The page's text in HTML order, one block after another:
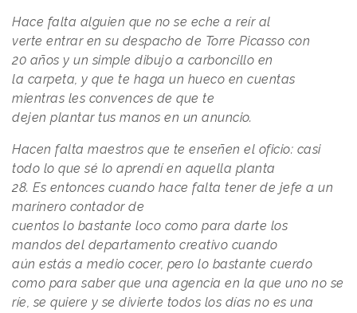
Hace falta alguien que no se eche a reír al
verte entrar en su despacho de Torre Picasso con
20 años y un simple dibujo a carboncillo en
la carpeta, y que te haga un hueco en cuentas
mientras les convences de que te
dejen plantar tus manos en un anuncio.
Hacen falta maestros que te enseñen el oficio: casi
todo lo que sé lo aprendí en aquella planta
28. Es entonces cuando hace falta tener de jefe a un
marinero contador de
cuentos lo bastante loco como para darte los
mandos del departamento creativo cuando
aún estás a medio cocer, pero lo bastante cuerdo
como para saber que una agencia en la que uno no se
ríe, se quiere y se divierte todos los días no es una